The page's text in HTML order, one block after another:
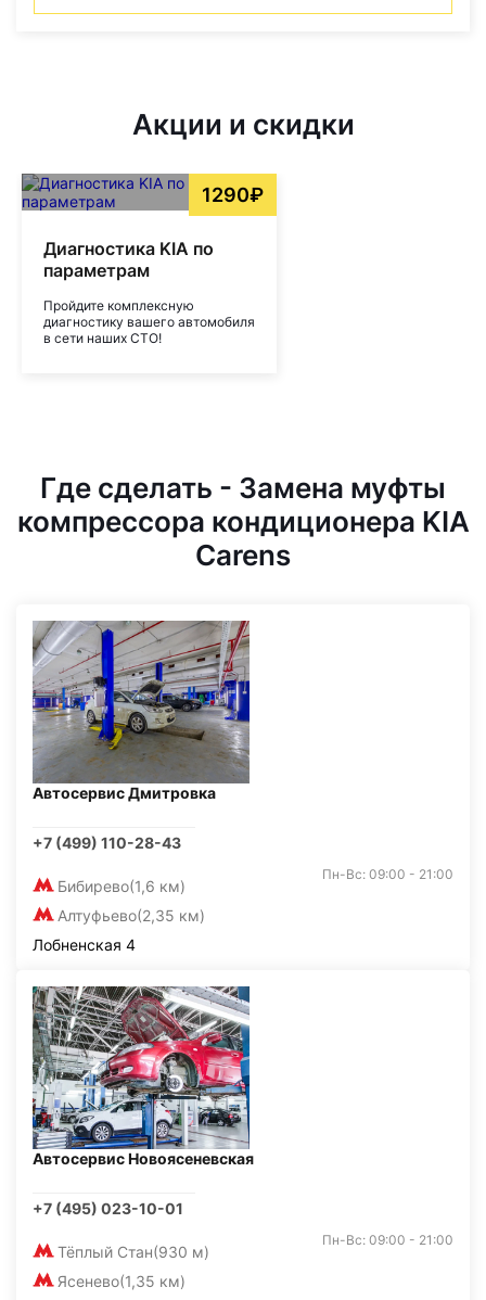
Акции и скидки
1290₽
Диагностика KIA по
параметрам
Пройдите комплексную
диагностику вашего автомобиля
в сети наших СТО!
Где сделать - Замена муфты
компрессора кондиционера KIA
Carens
Автосервис Дмитровка
+7 (499) 110-28-43
Бибирево(1,6 км)
Алтуфьево(2,35 км)
Пн-Вс: 09:00 - 21:00
Лобненская 4
Автосервис Новоясеневская
+7 (495) 023-10-01
Тёплый Стан(930 м)
Ясенево(1,35 км)
Пн-Вс: 09:00 - 21:00